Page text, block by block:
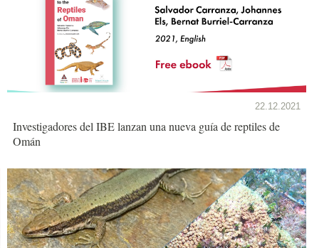
22.12.2021
Investigadores del IBE lanzan una nueva guía de reptiles de
Omán